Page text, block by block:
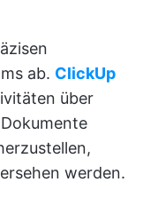
ab. ClickUp
über
werden.